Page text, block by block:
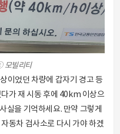
모빌리티
이었던 차량에 갑자기 경고 등
가 재 시동 후에 40km 이상으
실을 기억하세요. 만약 그렇게
동차 검사소로 다시 가야 하겠